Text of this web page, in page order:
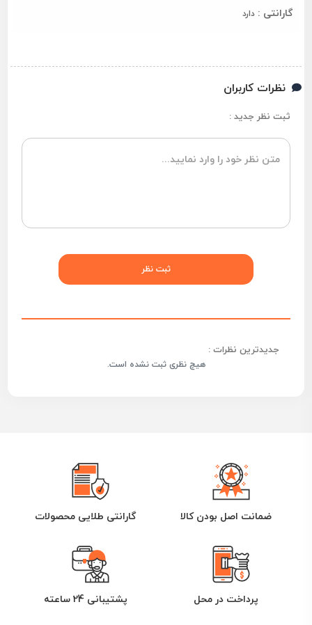
گارانتی : دارد
نظرات کاربران
ثبت نظر جدید :
جدیدترین نظرات :
هیچ نظری ثبت نشده است.
ضمانت اصل بودن کالا گارانتی طلایی محصولات
پرداخت در محل پشتیبانی 24 ساعته